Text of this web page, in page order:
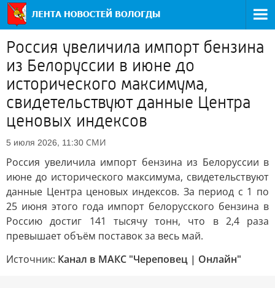
Россия увеличила импорт бензина
из Белоруссии в июне до
исторического максимума,
свидетельствуют данные Центра
ценовых индексов
5 июля 2026, 11:30 СМИ
Россия увеличила импорт бензина из Белоруссии в
июне до исторического максимума, свидетельствуют
данные Центра ценовых индексов. За период с 1 по
25 июня этого года импорт белорусского бензина в
Россию достиг 141 тысячу тонн, что в 2,4 раза
превышает объём поставок за весь май.
Источник: Канал в МАКС "Череповец | Онлайн"